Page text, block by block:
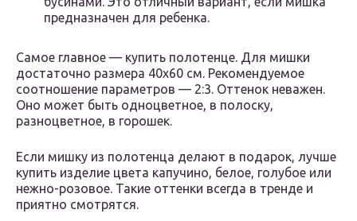
предназначен для ребенка.
Самое главное — купить полотенце. Для мишки
достаточно размера 40х60 см. Рекомендуемое
соотношение параметров — 2:3. Оттенок неважен.
Оно может быть одноцветное, в полоску,
разноцветное, в горошек.
Если мишку из полотенца делают в подарок, лучше
купить изделие цвета капучино, белое, голубое или
нежно-розовое. Такие оттенки всегда в тренде и
приятно смотрятся.